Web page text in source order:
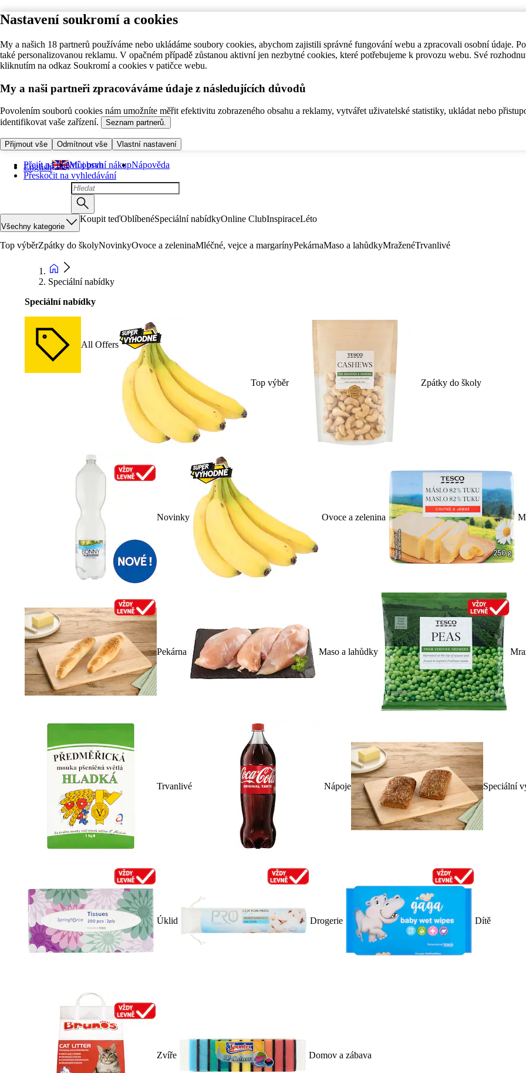
Nastavení soukromí a cookies
My a našich 18 partnerů používáme nebo ukládáme soubory cookies, abychom zajistili správné fungování webu a zpracovali osobní údaje.
také personalizovanou reklamu. V opačném případě zůstanou aktivní jen nezbytné cookies, které potřebujeme k provozu webu. Své
kliknutím na odkaz Soukromí a cookies v patičce webu.
My a naši partneři zpracováváme údaje z následujících důvodů
Povolením souborů cookies nám umožníte měřit efektivitu zobrazeného obsahu a reklamy, vytvářet uživatelské statistiky, ukládat nebo
identifikovat vaše zařízení.
Seznam partnerů.
Přijmout vše Odmítnout vše Vlastní nastavení
Přejít na hlavní obsah
Přeskočit na vyhledávání
English Můj první nákupNápověda
Všechny kategorie
Koupit teďOblíbenéSpeciální nabídkyOnline ClubInspiraceLéto
Top výběrZpátky do školyNovinkyOvoce a zeleninaMléčné, vejce a margarínyPekárnaMaso a lahůdkyMraženéTrvanlivé
Speciální nabídky
Speciální nabídky
All Offers
Top výběr Zpátky do školy
Novinky Ovoce a zelenina
Pekárna Maso a lahůdky
Trvanlivé Nápoje Speciální
Úklid Drogerie Dítě
Zvíře Domov a zábava